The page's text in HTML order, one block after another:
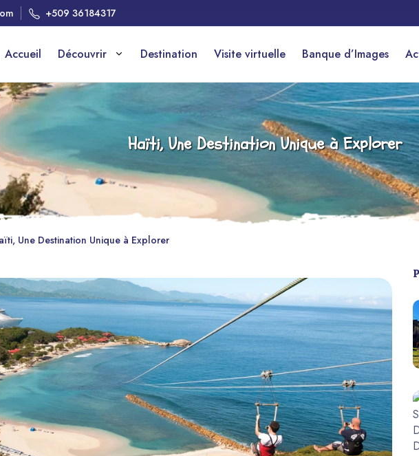
+509 36184317
Accueil Découvrir Destination Visite virtuelle Banque d’Images
Haïti, Une Destination Unique à Explorer
Une Destination Unique à Explorer